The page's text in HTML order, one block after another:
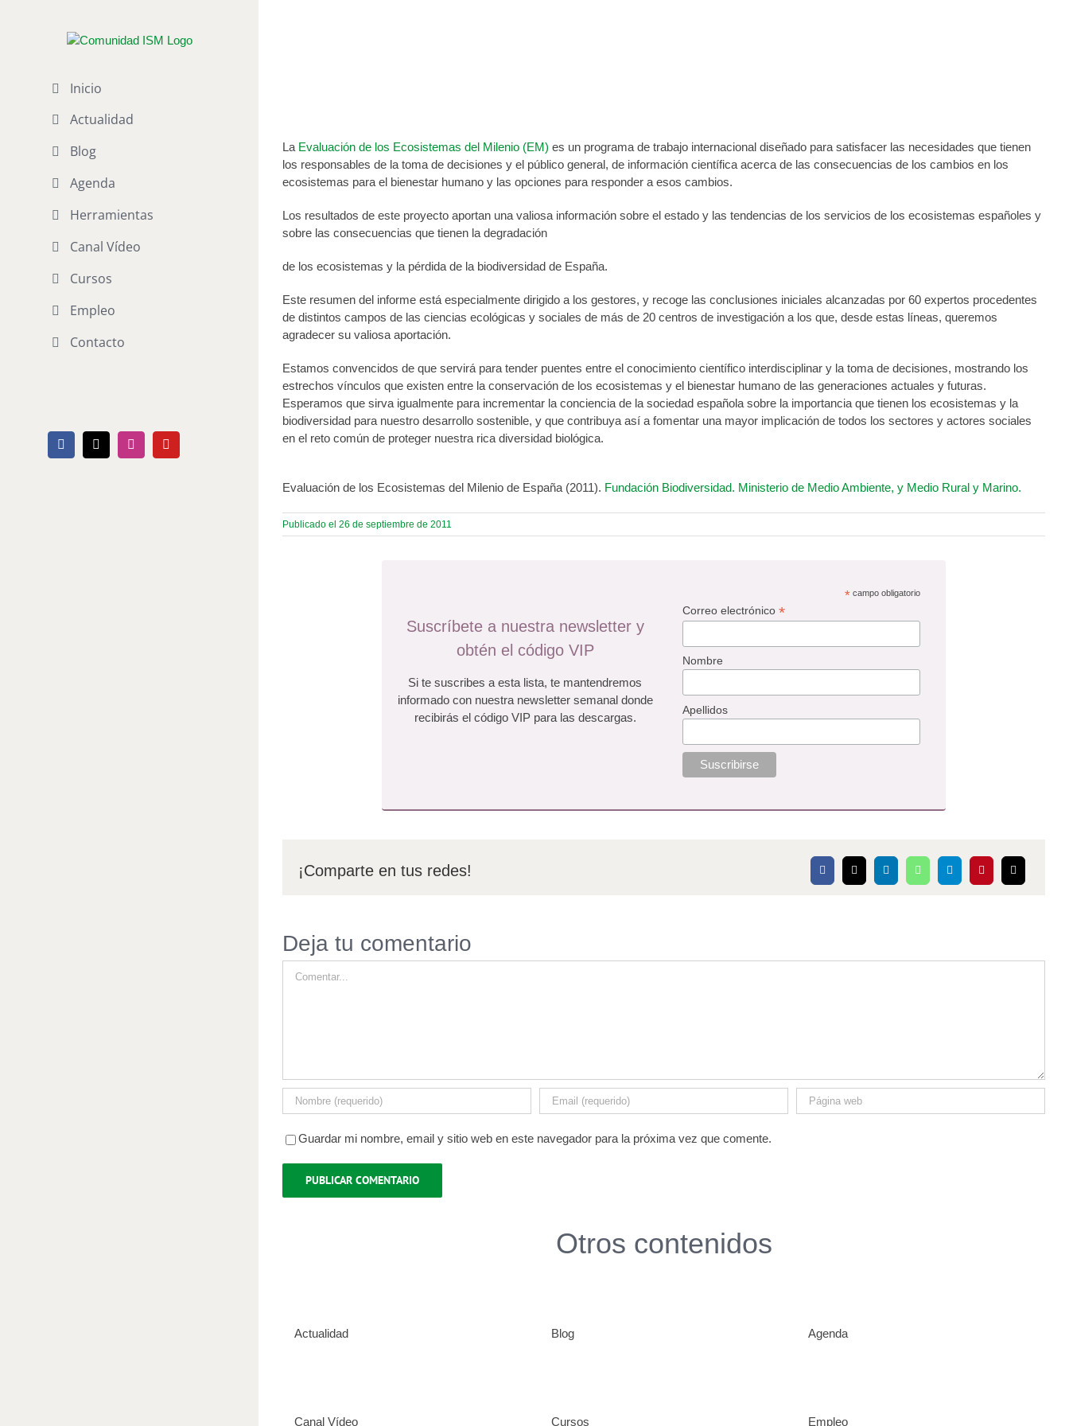
Inicio
Actualidad
Blog
Agenda
Herramientas
Canal Vídeo
Cursos
Empleo
Contacto
Facebook
X InstagramYouTube
La Evaluación de los Ecosistemas del Milenio (EM) es un programa de trabajo internacional diseñado para satisfacer las necesidades que tienen
los responsables de la toma de decisiones y el público general, de información científica acerca de las consecuencias de los cambios en los
ecosistemas para el bienestar humano y las opciones para responder a esos cambios.
Los resultados de este proyecto aportan una valiosa información sobre el estado y las tendencias de los servicios de los ecosistemas españoles y
sobre las consecuencias que tienen la degradación
de los ecosistemas y la pérdida de la biodiversidad de España.
Este resumen del informe está especialmente dirigido a los gestores, y recoge las conclusiones iniciales alcanzadas por 60 expertos procedentes
de distintos campos de las ciencias ecológicas y sociales de más de 20 centros de investigación a los que, desde estas líneas, queremos
agradecer su valiosa aportación.
Estamos convencidos de que servirá para tender puentes entre el conocimiento científico interdisciplinar y la toma de decisiones, mostrando los
estrechos vínculos que existen entre la conservación de los ecosistemas y el bienestar humano de las generaciones actuales y futuras.
Esperamos que sirva igualmente para incrementar la conciencia de la sociedad española sobre la importancia que tienen los ecosistemas y la
biodiversidad para nuestro desarrollo sostenible, y que contribuya así a fomentar una mayor implicación de todos los sectores y actores sociales
en el reto común de proteger nuestra rica diversidad biológica.
Evaluación de los Ecosistemas del Milenio de España (2011). Fundación Biodiversidad. Ministerio de Medio Ambiente, y Medio Rural y Marino.
Publicado el 26 de septiembre de 2011
Suscríbete a nuestra newsletter y
obtén el código VIP
Si te suscribes a esta lista, te mantendremos
informado con nuestra newsletter semanal donde
recibirás el código VIP para las descargas.
*campo obligatorio
Correo electrónico *
Nombre
Apellidos
¡Comparte en tus redes!
Deja tu comentario
Guardar mi nombre, email y sitio web en este navegador para la próxima vez que comente.
Otros contenidos
Actualidad Blog Agenda
Canal Vídeo Cursos Empleo